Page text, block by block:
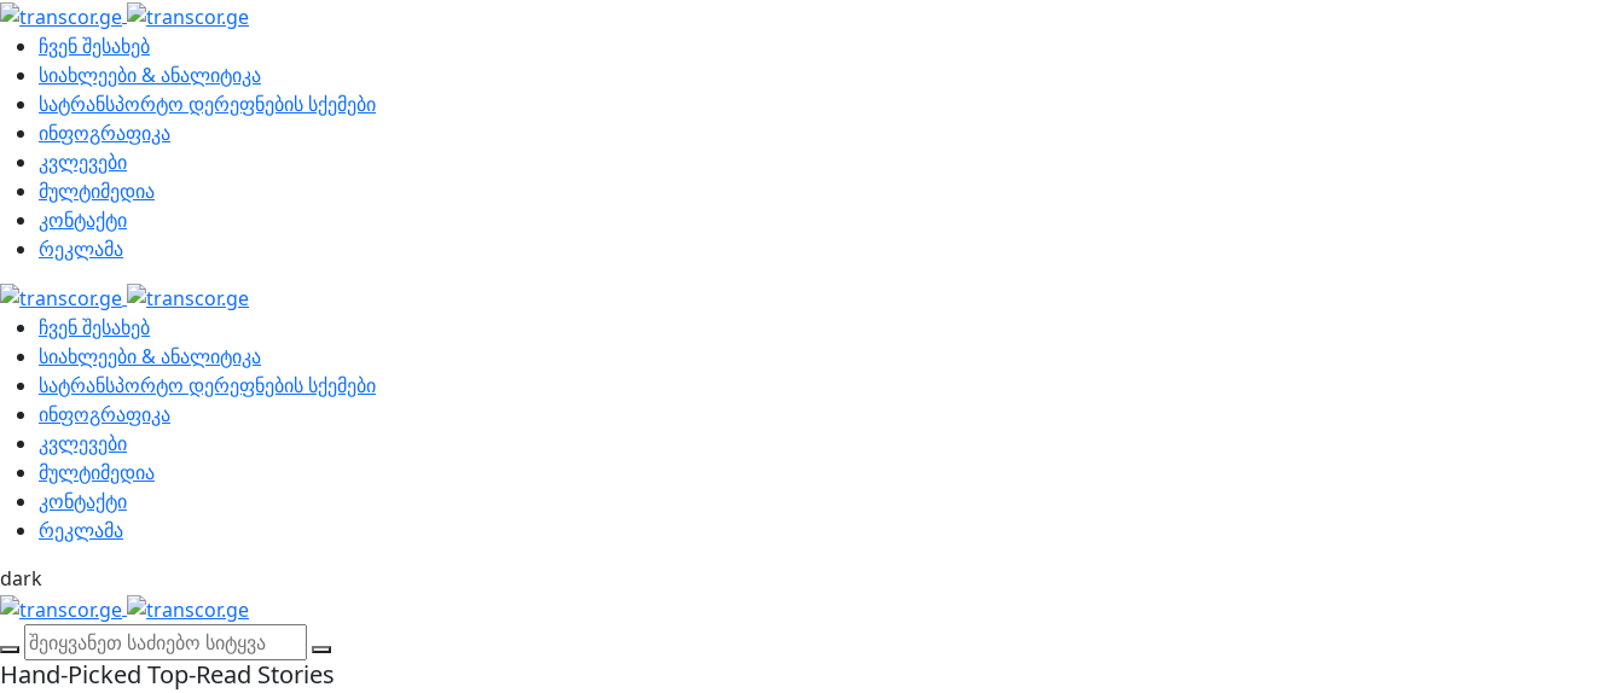
ჩვენ შესახებ
სიახლეები & ანალიტიკა
სატრანსპორტო დერეფნების სქემები
ინფოგრაფიკა
კვლევები
მულტიმედია
კონტაქტი
რეკლამა
ჩვენ შესახებ
სიახლეები & ანალიტიკა
სატრანსპორტო დერეფნების სქემები
ინფოგრაფიკა
კვლევები
მულტიმედია
კონტაქტი
რეკლამა
dark
Hand-Picked Top-Read Stories